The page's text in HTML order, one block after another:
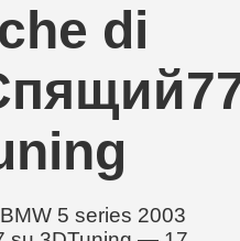
di
5 series 2003